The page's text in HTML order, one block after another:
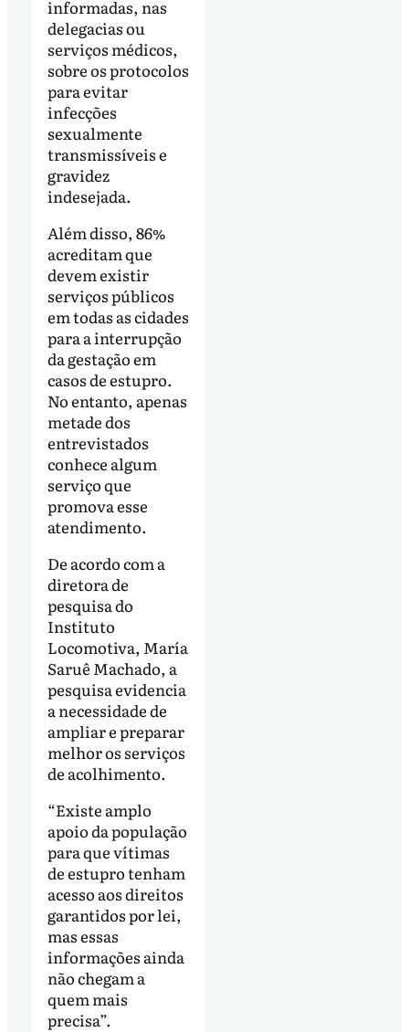
informadas, nas
delegacias ou
serviços médicos,
sobre os protocolos
para evitar
infecções
sexualmente
transmissíveis e
gravidez
indesejada.
Além disso, 86%
acreditam que
devem existir
serviços públicos
em todas as cidades
para a interrupção
da gestação em
casos de estupro.
No entanto, apenas
metade dos
entrevistados
conhece algum
serviço que
promova esse
atendimento.
De acordo com a
diretora de
pesquisa do
Instituto
Locomotiva, María
Saruê Machado, a
pesquisa evidencia
a necessidade de
ampliar e preparar
melhor os serviços
de acolhimento.
“Existe amplo
apoio da população
para que vítimas
de estupro tenham
acesso aos direitos
garantidos por lei,
mas essas
informações ainda
não chegam a
quem mais
precisa”.